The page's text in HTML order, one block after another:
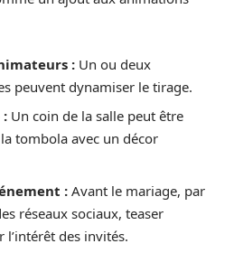
: Un ou deux
peuvent dynamiser le tirage.
: Un coin de la salle peut être
tombola avec un décor
: Avant le mariage, par
réseaux sociaux, teaser
l’intérêt des invités.